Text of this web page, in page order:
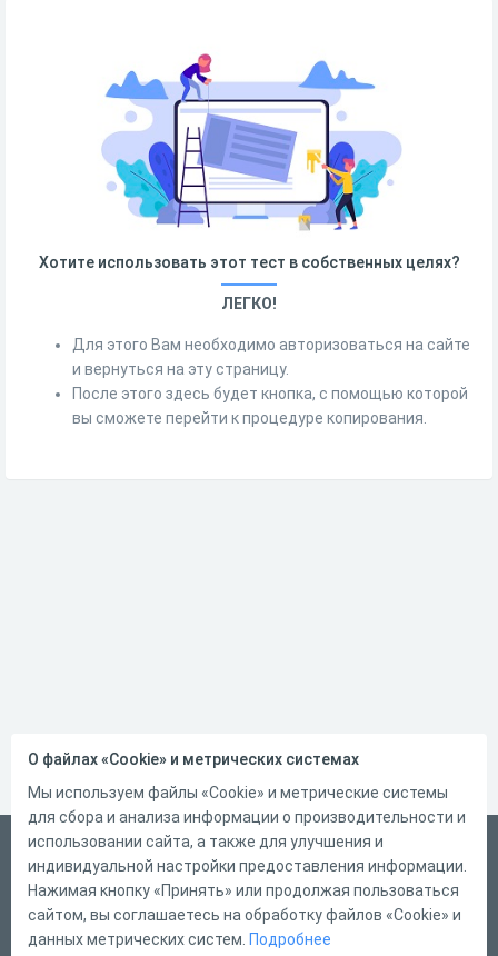
Хотите использовать этот тест в собственных целях?
ЛЕГКО!
Для этого Вам необходимо авторизоваться на сайте
и вернуться на эту страницу.
После этого здесь будет кнопка, с помощью которой
вы сможете перейти к процедуре копирования.
Русский
Справка
Форма обратной связи
О файлах «Cookie» и метрических системах
Мы используем файлы «Cookie» и метрические системы
для сбора и анализа информации о производительности и
использовании сайта, а также для улучшения и
индивидуальной настройки предоставления информации.
Нажимая кнопку «Принять» или продолжая пользоваться
сайтом, вы соглашаетесь на обработку файлов «Cookie» и
данных метрических систем. Подробнее